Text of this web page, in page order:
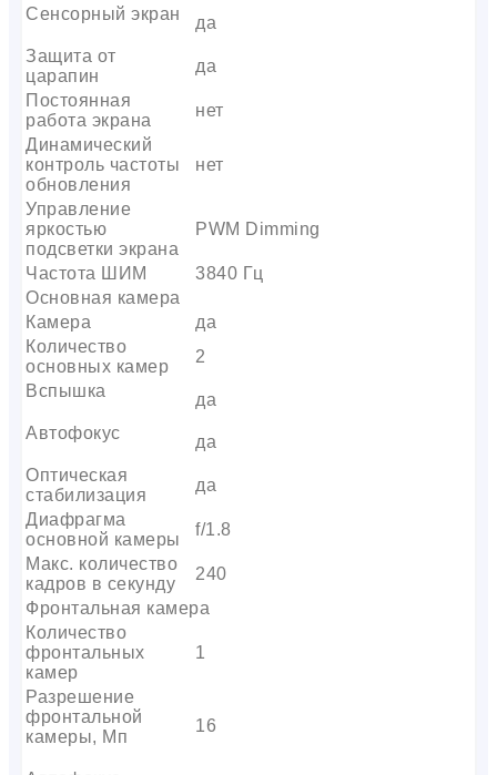
Сенсорный экран
да
Защита от
царапин
да
Постоянная
работа экрана
нет
Динамический
контроль частоты
обновления
нет
Управление
яркостью
подсветки экрана
PWM Dimming
Частота ШИМ
3840 Гц
Основная камера
Камера
да
Количество
основных камер
2
Вспышка
да
Автофокус
да
Оптическая
стабилизация
да
Диафрагма
основной камеры
f/1.8
Макс. количество
кадров в секунду
240
Фронтальная камера
Количество
фронтальных
камер
1
Разрешение
фронтальной
камеры, Мп
16